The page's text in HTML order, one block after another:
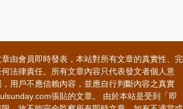
由會員即時發表，本站對所有文章的真實性、完
法律責任。所有文章內容只代表發文者個人意
用戶不應信賴內容，並應自行判斷內容之真實
張貼的文章。 由於本站是受到「即